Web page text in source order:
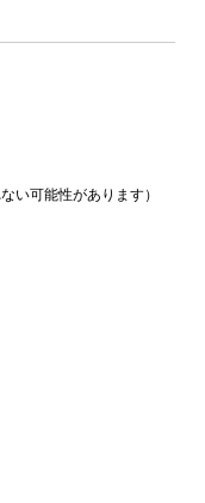
い可能性があります）